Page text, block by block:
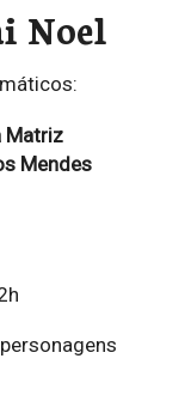
Noel
Matriz
Mendes